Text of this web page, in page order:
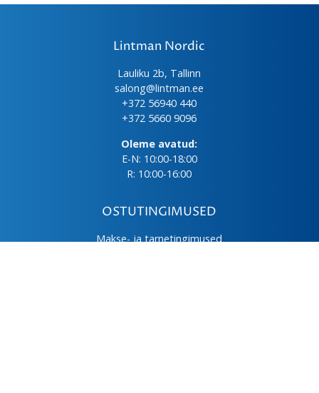
Lintman Nordic
Lauliku 2b, Tallinn
salong@lintman.ee
+372 56940 440
+372 5660 9096
Oleme avatud:
E-N: 10:00-18:00
R: 10:00-16:00
OSTUTINGIMUSED
Makse- ja tarnetingimused